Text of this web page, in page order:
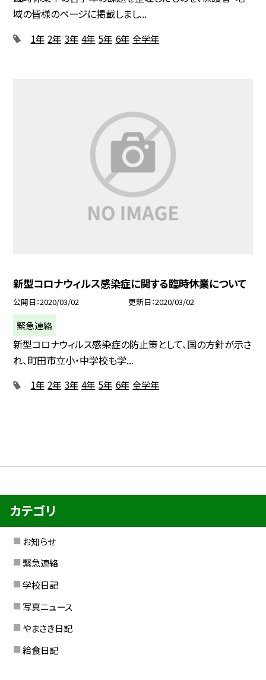
域の皆様のページに掲載しまし...
1年 2年 3年 4年 5年 6年 全学年
新型コロナウィルス感染症に関する臨時休業について
公開日 2020/03/02 更新日 2020/03/02
緊急連絡
新型コロナウィルス感染症の防止策として、国の方針が示さ
れ、町田市立小・中学校も学...
1年 2年 3年 4年 5年 6年 全学年
カテゴリ
お知らせ
緊急連絡
学校日記
写真ニュース
やまさき日記
給食日記